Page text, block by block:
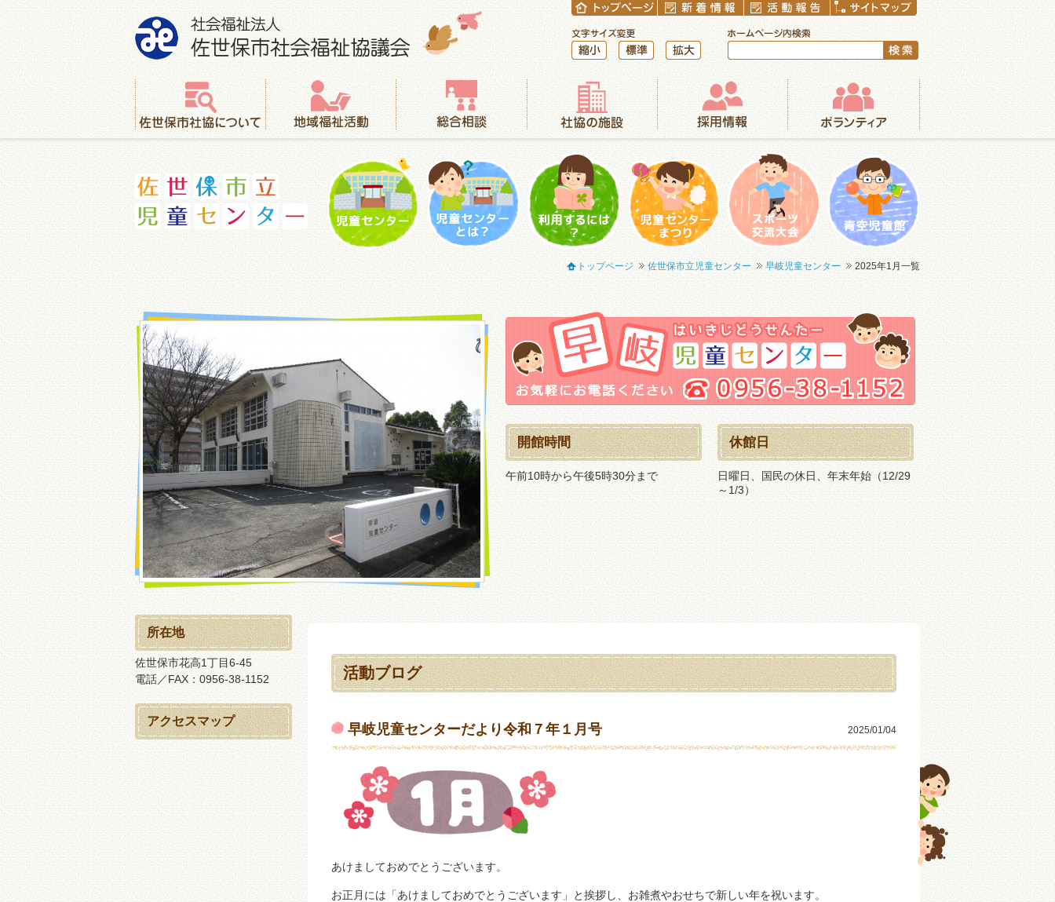
社会福祉法人 佐世保市社会福祉協議会
縮小 標準
佐世保市社協について 地域福祉活動 総合相談 社協の施設 採用情報 ボランティア
トップページ
佐世保市立児童センター 早岐児童センター 2025年1月一覧
開館時間
午前10時から午後5時30分まで
休館日
日曜日、国民の休日、年末年始（12/29
～1/3）
活動ブログ
早岐児童センターだより令和７年１月号 2025/01/04
あけましておめでとうございます。
お正月には「あけましておめでとうございます」と挨拶し、お雑煮やおせちで新しい年を祝います。
所在地
佐世保市花高1丁目6-45
電話／FAX：0956-38-1152
アクセスマップ